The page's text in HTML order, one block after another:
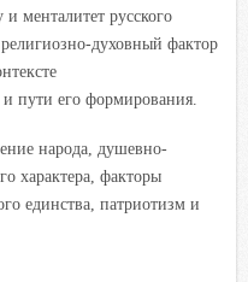
менталитет русского
духовный фактор
пути его формирования.
народа, душевно-
характера, факторы
единства, патриотизм и